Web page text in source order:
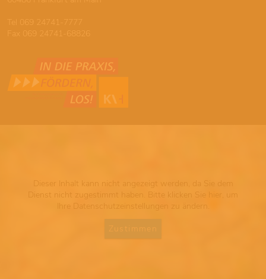
Dieser Inhalt kann nicht angezeigt werden, da Sie dem
Dienst nicht zugestimmt haben. Bitte klicken Sie hier, um
Ihre Datenschutzeinstellungen zu ändern.
Zustimmen